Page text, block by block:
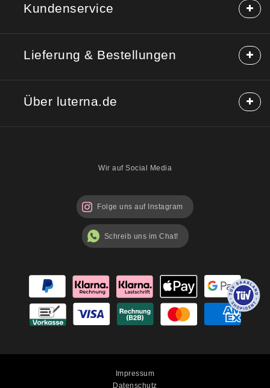
Kundenservice
Hilfe & Kontakt
Rücksendung
Lieferung & Bestellungen
Rabattcodes
Über luterna.de
Wir auf Social Media
Folge uns auf Instagram
Schreib uns im Chat!
Impressum
Datenschutz